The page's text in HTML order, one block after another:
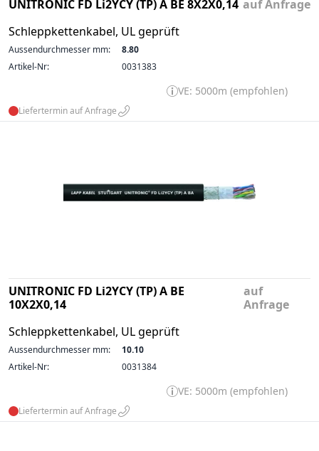
UNITRONIC FD Li2YCY (TP) A BE 8X2X0,14
Schleppkettenkabel, UL geprüft
auf Anfrage
Aussendurchmesser mm:
8.80
Artikel-Nr:
0031383
VE: 5000m (empfohlen)
Liefertermin auf Anfrage
UNITRONIC FD Li2YCY (TP) A BE
10X2X0,14
Schleppkettenkabel, UL geprüft
auf
Anfrage
Aussendurchmesser mm:
10.10
Artikel-Nr:
0031384
VE: 5000m (empfohlen)
Liefertermin auf Anfrage